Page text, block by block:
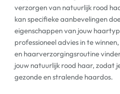
verzorgen van natuurlijk rood
kan specifieke aanbevelingen
eigenschappen van jouw
professioneel advies in te
en haarverzorgingsroutine
jouw natuurlijk rood haar, zodat
gezonde en stralende haardos.